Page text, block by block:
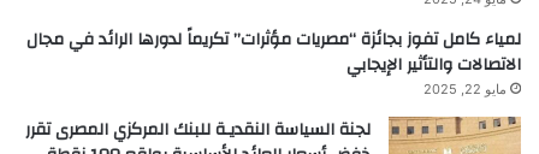
لمياء كامل تفوز بجائزة “مصريات مؤثرات” تكريماً لدورها الرائد في مجال
الاتصالات والتأثير الإيجابي
مايو 22, 2025
لجنة السياسة النقديـة للبنك المركزي المصرى تقرر